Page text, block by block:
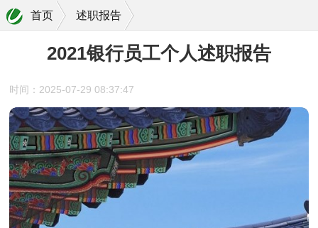
首页 述职报告
2021银行员工个人述职报告
时间：2025-07-29 08:37:47